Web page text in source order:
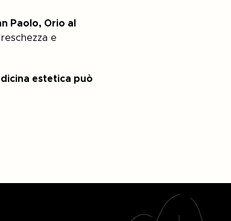
Paolo, Orio al
e
estetica può